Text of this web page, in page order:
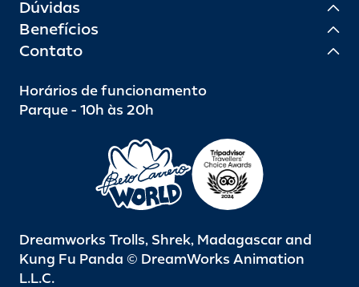
Dúvidas
Benefícios
Contato
Horários de funcionamento
Parque - 10h às 20h
Dreamworks Trolls, Shrek, Madagascar and
Kung Fu Panda © DreamWorks Animation
L.L.C.